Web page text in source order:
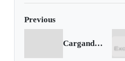
Previous
Cargando anterior...